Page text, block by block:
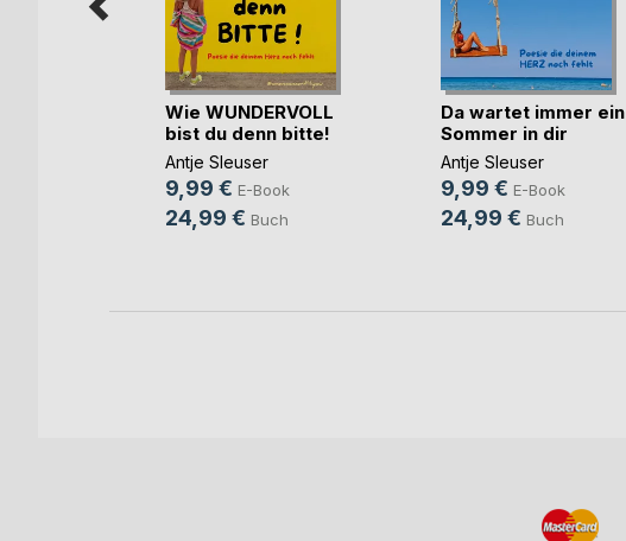
Wie WUNDERVOLL
bist du denn bitte!
Antje Sleuser
9,99 € E-Book
24,99 € Buch
Da wartet immer ein
Sommer in dir
Antje Sleuser
9,99 € E-Book
24,99 € Buch